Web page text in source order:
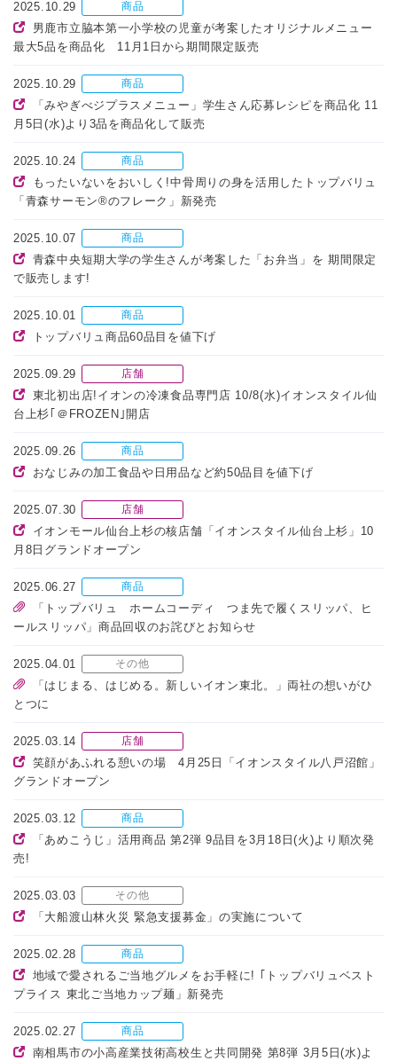
2025.10.29 商品
男鹿市立脇本第一小学校の児童が考案したオリジナルメニュー
最大5品を商品化 11月1日から期間限定販売
2025.10.29 商品
「みやぎべジプラスメニュー」学生さん応募レシピを商品化 11
月5日(水)より3品を商品化して販売
2025.10.24 商品
もったいないをおいしく!中骨周りの身を活用したトップバリュ
「青森サーモン®のフレーク」新発売
2025.10.07 商品
青森中央短期大学の学生さんが考案した「お弁当」を 期間限定
で販売します!
2025.10.01 商品
トップバリュ商品60品目を値下げ
2025.09.29 店舗
東北初出店!イオンの冷凍食品専門店 10/8(水)イオンスタイル仙
台上杉｢＠FROZEN｣開店
2025.09.26 商品
おなじみの加工食品や日用品など約50品目を値下げ
2025.07.30 店舗
イオンモール仙台上杉の核店舗「イオンスタイル仙台上杉」10
月8日グランドオープン
2025.06.27 商品
「トップバリュ ホームコーディ つま先で履くスリッパ、ヒ
ールスリッパ」商品回収のお詫びとお知らせ
2025.04.01 その他
「はじまる、はじめる。新しいイオン東北。」両社の想いがひ
とつに
2025.03.14 店舗
笑顔があふれる憩いの場 4月25日「イオンスタイル八戸沼館」
グランドオープン
2025.03.12 商品
「あめこうじ」活用商品 第2弾 9品目を3月18日(火)より順次発
売!
2025.03.03 その他
「大船渡山林火災 緊急支援募金」の実施について
2025.02.28 商品
地域で愛されるご当地グルメをお手軽に! ｢トップバリュベスト
プライス 東北ご当地カップ麺」新発売
2025.02.27 商品
南相馬市の小高産業技術高校生と共同開発 第8弾 3月5日(水)よ